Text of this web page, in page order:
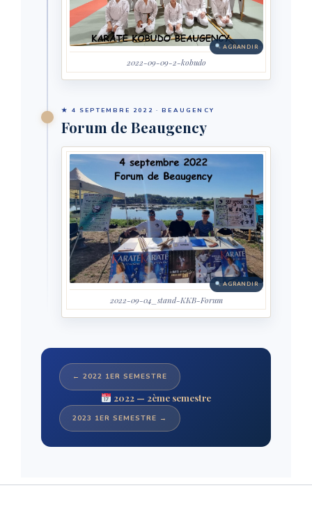
AGRANDIR
2022-09-09-2-kobudo
★ 4 SEPTEMBRE 2022 · BEAUGENCY
Forum de Beaugency
AGRANDIR
2022-09-04_stand-KKB-Forum
← 2022 1ER SEMESTRE
2022 — 2ème semestre
2023 1ER SEMESTRE →